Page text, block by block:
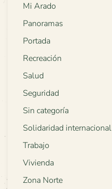
Mi Arado
Panoramas
Portada
Recreación
Salud
Seguridad
Sin categoría
Solidaridad internacional
Trabajo
Vivienda
Zona Norte